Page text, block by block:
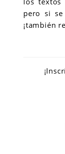
pero si
¡también